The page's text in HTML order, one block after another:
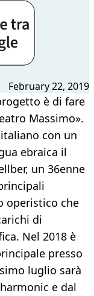
February 22, 2019
è di fare
Massimo».
con un
ebraica il
un 36enne
operistico che
di
Nel 2018 è
presso
luglio sarà
e dal